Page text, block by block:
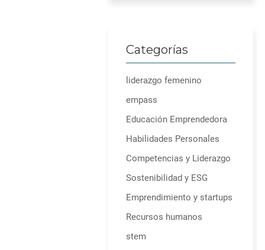
Categorías
liderazgo femenino
empass
Educación Emprendedora
Habilidades Personales
Competencias y Liderazgo
Sostenibilidad y ESG
Emprendimiento y startups
Recursos humanos
stem